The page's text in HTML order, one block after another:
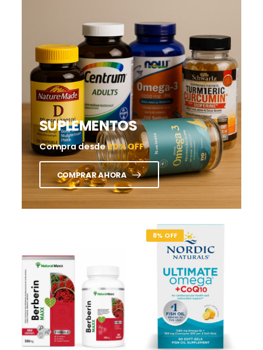
SUPLEMENTOS
Compra desde20% OFF
COMPRAR AHORA
8% OFF